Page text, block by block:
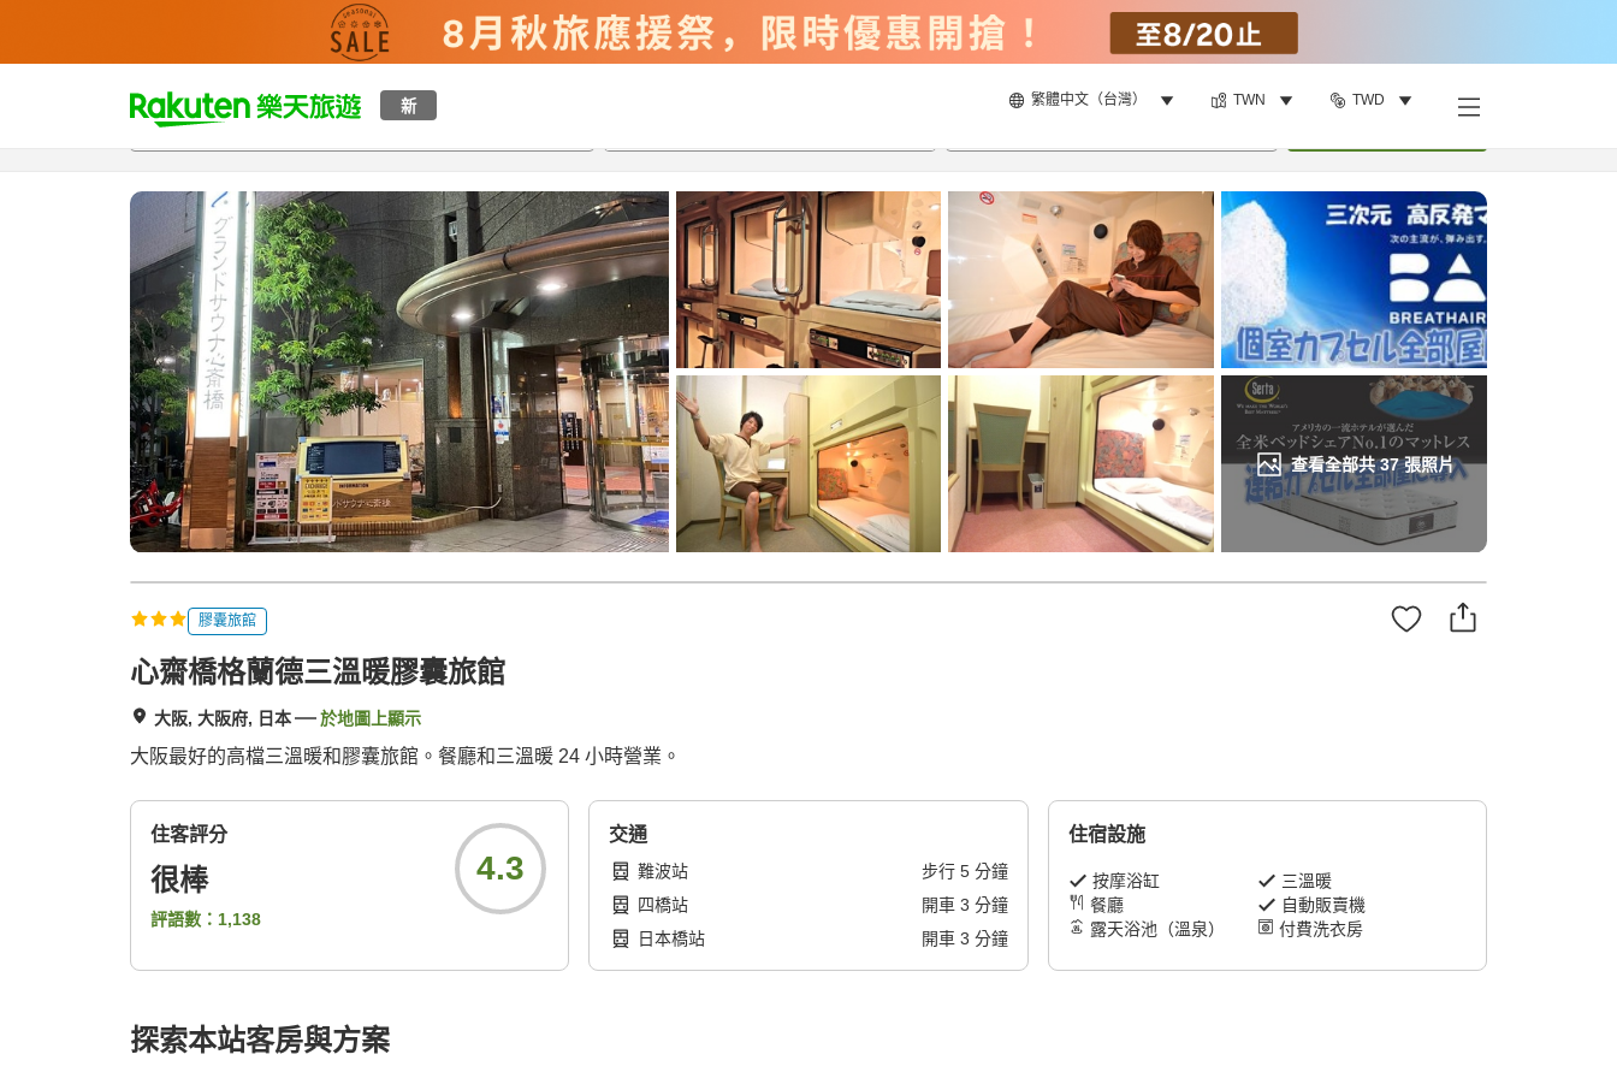
新 繁體中文（台灣） TWN TWD
t
p
a
_
e
a
r
c
h
查看全部共37張照片
總覽客房與方案評語設施
膠囊旅館
心齋橋格蘭德三溫暖膠囊旅館
大阪, 大阪府, 日本 於地圖上顯示
大阪最好的高檔三溫暖和膠囊旅館。餐廳和三溫暖 24 小時營業。
住客評分
很棒
評語數： 1,138
4.3
交通
難波站 步行 5分鐘
四橋站
開車 3 分鐘
日本橋站
開車 3 分鐘
住宿設施
按摩浴缸
三溫暖
餐廳
自動販賣機
露天浴池（溫泉）
付費洗衣房
探索本站客房與方案